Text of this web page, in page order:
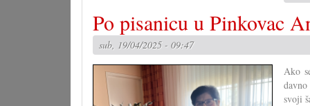
Po pisanicu u Pinkovac
sub, 19/04/2025 - 09:47
Ako
svoji